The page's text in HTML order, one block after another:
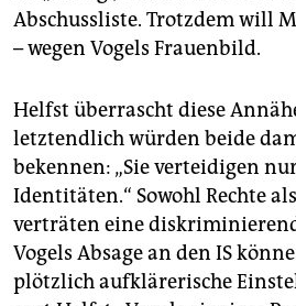
Abschussliste. Trotzdem will
– wegen Vogels Frauenbild.
Helfst überrascht diese
letztendlich würden beide
bekennen: „Sie verteidigen
Identitäten.“ Sowohl Rechte
verträten eine
Vogels Absage an den IS
plötzlich aufklärerische